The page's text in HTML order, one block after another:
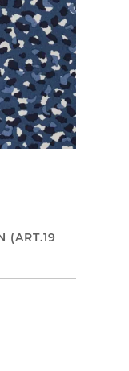
(ART.19